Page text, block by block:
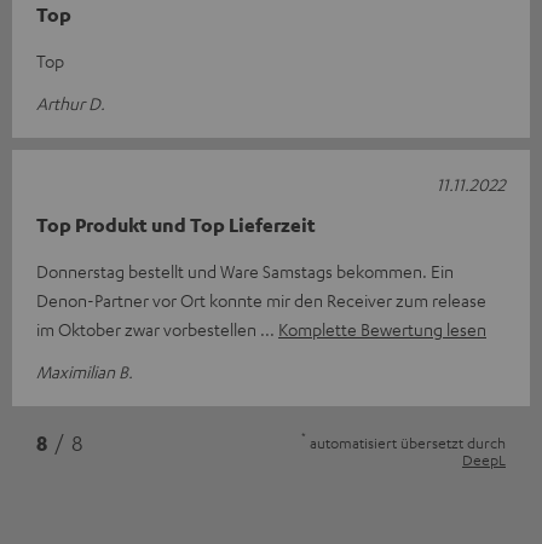
Top
Top
Arthur D.
Top Produkt und Top Lieferzeit
Donnerstag bestellt und Ware Samstags bekommen. Ein
Denon-Partner vor Ort konnte mir den Receiver zum release
im Oktober zwar vorbestellen
Komplette Bewertung lesen
Maximilian B.
11.11.2022
8 / 8 * automatisiert übersetzt durch
DeepL